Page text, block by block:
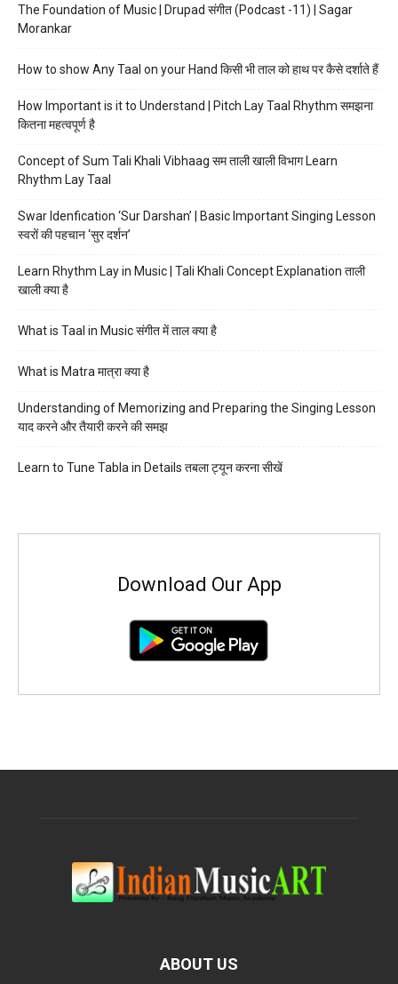
The Foundation of Music | Drupad संगीत (Podcast -11) | Sagar
Morankar
How to show Any Taal on your Hand किसी भी ताल को हाथ पर कैसे दर्शाते हैं
How Important is it to Understand | Pitch Lay Taal Rhythm समझना
कितना महत्वपूर्ण है
Concept of Sum Tali Khali Vibhaag सम ताली खाली विभाग Learn
Rhythm Lay Taal
Swar Idenfication ‘Sur Darshan’ | Basic Important Singing Lesson
स्वरों की पहचान ‘सुर दर्शन’
Learn Rhythm Lay in Music | Tali Khali Concept Explanation ताली
खाली क्या है
What is Taal in Music संगीत में ताल क्या है
What is Matra मात्रा क्या है
Understanding of Memorizing and Preparing the Singing Lesson
याद करने और तैयारी करने की समझ
Learn to Tune Tabla in Details तबला ट्यून करना सीखें
Download Our App
ABOUT US